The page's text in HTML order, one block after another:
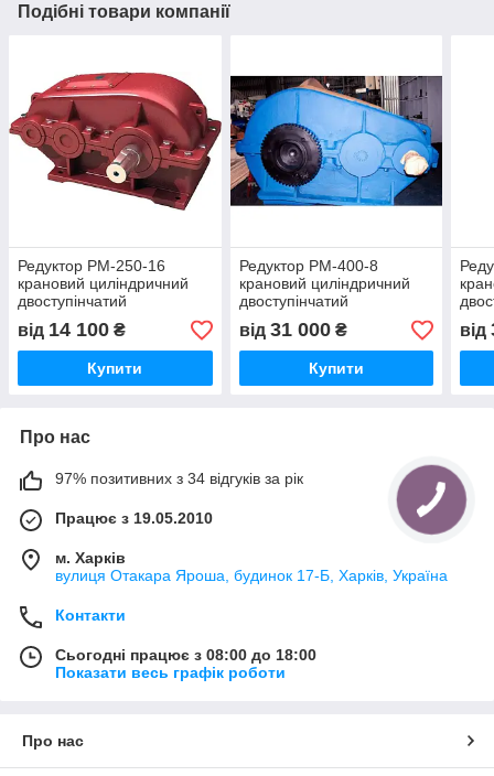
Подібні товари компанії
Редуктор РМ-250-16
крановий циліндричний
двоступінчатий
від 14 100 ₴
Купити
Редуктор РМ-400-8
крановий циліндричний
двоступінчатий
від 31 000₴
Купити
від
Про нас
97% позитивних з 34 відгуків за рік
Працює з 19.05.2010
м. Харків
вулиця Отакара Яроша, будинок 17-Б, Харків, Україна
Контакти
Сьогодні працює з 08:00 до 18:00
Показати весь графік роботи
Про нас